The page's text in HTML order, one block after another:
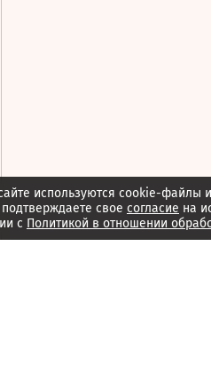
используются cookie-файлы
свое согласие на
с Политикой в отношении